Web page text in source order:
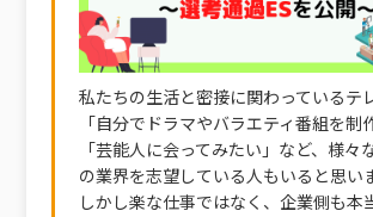
私たちの生活と密接に関わっているテ
「自分でドラマやバラエティ番組を制
「芸能人に会ってみたい」など、様々
の業界を志望している人もいると思い
しかし楽な仕事ではなく、企業側も本